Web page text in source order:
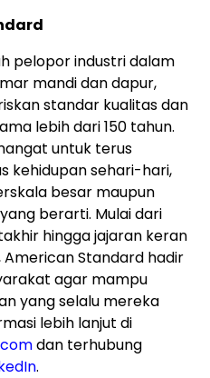
pelopor industri dalam
mandi dan dapur,
standar kualitas dan
lebih dari 150 tahun.
untuk terus
kehidupan sehari-hari,
besar maupun
berarti. Mulai dari
hingga jajaran keran
Standard hadir
agar mampu
yang selalu mereka
lebih lanjut di
dan terhubung
.